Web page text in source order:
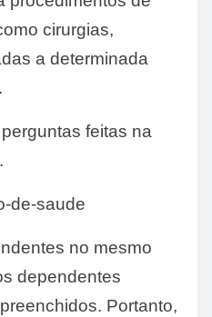
cirurgias,
a determinada
feitas na
de-saude
no mesmo
dependentes
Portanto,